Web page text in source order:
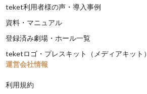
teket利用者様の声・導入事例
資料・マニュアル
登録済み劇場・ホール一覧
teketロゴ・プレスキット（メディアキット）
運営会社情報
利用規約